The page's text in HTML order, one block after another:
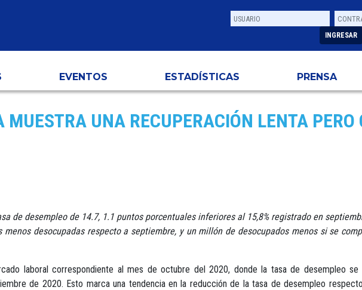
INGRESAR
EVENTOS ESTADÍSTICAS PRENSA
MUESTRA UNA RECUPERACIÓN LENTA PERO
de desempleo de 14.7, 1.1 puntos porcentuales inferiores al 15,8% registrado en
desocupadas respecto a septiembre, y un millón de desocupados menos si se
laboral correspondiente al mes de octubre del 2020, donde la tasa de desempleo se
de 2020. Esto marca una tendencia en la reducción de la tasa de desempleo